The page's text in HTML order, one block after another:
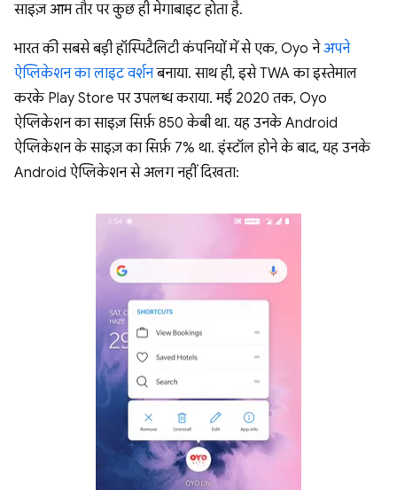
साइज़ आम तौर पर कुछ ही मेगाबाइट होता है.
भारत की सबसे बड़ी हॉस्पिटैलिटी कंपनियों में से एक, Oyo नेअपने
ऐप्लिकेशन का लाइट वर्शनबनाया. साथ ही, इसे TWA का इस्तेमाल
करके Play Store पर उपलब्ध कराया. मई 2020 तक, Oyo
ऐप्लिकेशन का साइज़ सिर्फ़ 850 केबी था. यह उनके Android
ऐप्लिकेशन के साइज़ का सिर्फ़ 7% था. इंस्टॉल होने के बाद, यह उनके
Android ऐप्लिकेशन से अलग नहीं दिखता: